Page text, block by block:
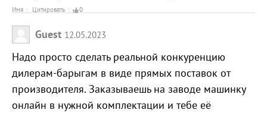
Имя Цитировать 0
Guest 12.05.2023
Надо просто сделать реальной конкуренцию
дилерам-барыгам в виде прямых поставок от
производителя. Заказываешь на заводе машинку
онлайн в нужной комплектации и тебе её